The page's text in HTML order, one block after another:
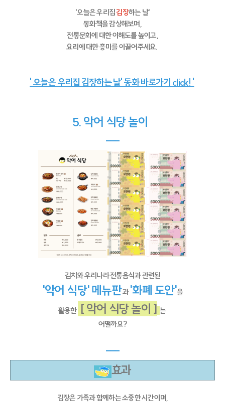
'오늘은 우리집김장하는 날'
동화책을 감상해보며,
전통문화에 대한 이해도를 높이고,
요리에 대한 흥미를 이끌어주세요.
' 오늘은 우리집 김장하는 날' 동화 바로가기 click! '
5. 악어 식당 놀이
---
김치와 우리나라 전통음식과 관련된
'악어 식당' 메뉴판과 '화폐 도안'을
활용한 [ 악어 식당 놀이 ] 는
어떨까요?
---
효과
김장은 가족과 함께하는 소중한 시간이며,